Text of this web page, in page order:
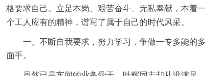
格要求自己。立足本岗、艰苦奋斗、无私奉献，本着一
个工人应有的精神，谱写了属于自己的时代风采。
一、不断自我要求，努力学习，争做一专多能的多
面手。